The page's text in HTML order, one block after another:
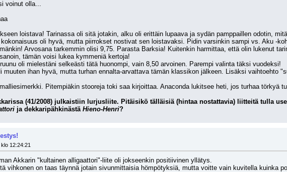
voinut olla...
loistava! Tarinassa oli sitä jotakin, alku oli erittäin lupaava ja sydän pamppaillen odotin,
kokonaisuus oli hyvä, mutta piirrokset nostivat sen loistavaksi. Pidin varsinkin sampi vs. Aku -
Arvosana tarkemmin olisi 9,75. Parasta Barksia! Kuitenkin harmittaa, että olin lukenut
tämän voisi lukea kymmeniä kertoja!
oli mielestäni selkeästi tätä huonompi, vain 8,50 arvoinen. Parempi valinta täksi vuodeksi!
muuten ihan hyvä, mutta turhan ennalta-arvattava tämän klassikon jälkeen. Lisäksi vaihtoehto
Pitempiäkin stooreja toki saa kirjoittaa. Anaconda lukitsee heti, jos turhaa törkyä
ja dekkaripähkinästä Hieno-Henri?
12:24:21
Akkarin "kultainen alligaattori"-liite oli jokseenkin positiivinen yllätys.
vihkonen on taas täynnä jotain sivunmittaisia hömpötyksiä, mutta voitte vain kuvitella kuinka